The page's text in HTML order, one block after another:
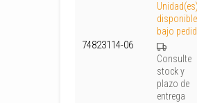
74823114-06
Unidad(es)
bajo
Consulte
stock y
plazo de
entrega